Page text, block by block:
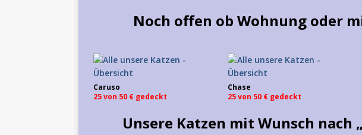
Noch offen ob Wohnung oder
Caruso
25 von 50 € gedeckt
Chase
25 von 50 € gedeckt
Unsere Katzen mit Wunsch nach